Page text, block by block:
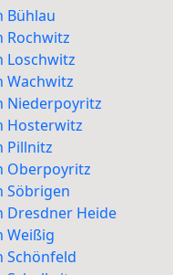
Bühlau
Rochwitz
Loschwitz
Wachwitz
Niederpoyritz
Hosterwitz
Pillnitz
Oberpoyritz
Söbrigen
Dresdner Heide
Weißig
Schönfeld